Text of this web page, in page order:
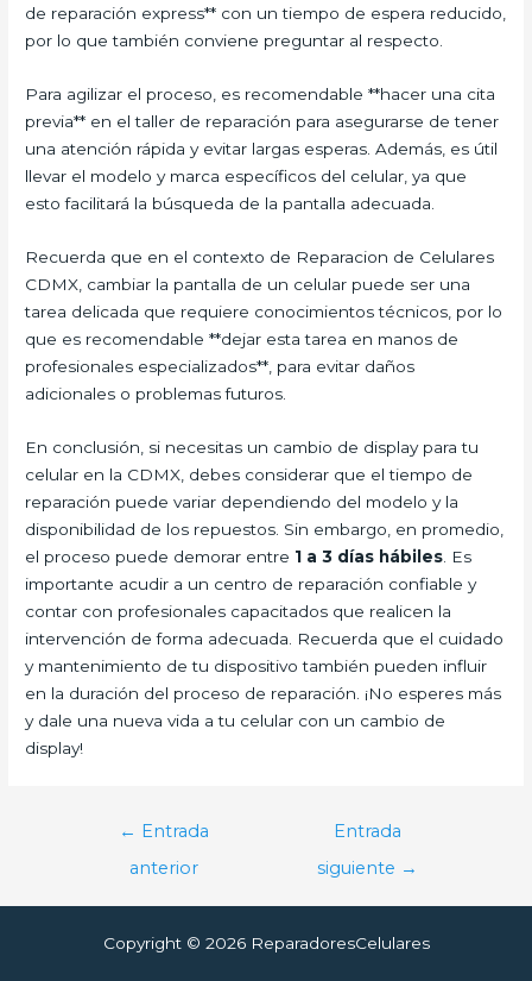
de reparación express** con un tiempo de espera reducido,
por lo que también conviene preguntar al respecto.
Para agilizar el proceso, es recomendable **hacer una cita
previa** en el taller de reparación para asegurarse de tener
una atención rápida y evitar largas esperas. Además, es útil
llevar el modelo y marca específicos del celular, ya que
esto facilitará la búsqueda de la pantalla adecuada.
Recuerda que en el contexto de Reparacion de Celulares
CDMX, cambiar la pantalla de un celular puede ser una
tarea delicada que requiere conocimientos técnicos, por lo
que es recomendable **dejar esta tarea en manos de
profesionales especializados**, para evitar daños
adicionales o problemas futuros.
En conclusión, si necesitas un cambio de display para tu
celular en la CDMX, debes considerar que el tiempo de
reparación puede variar dependiendo del modelo y la
disponibilidad de los repuestos. Sin embargo, en promedio,
el proceso puede demorar entre 1 a 3 días hábiles . Es
importante acudir a un centro de reparación confiable y
contar con profesionales capacitados que realicen la
intervención de forma adecuada. Recuerda que el cuidado
y mantenimiento de tu dispositivo también pueden influir
en la duración del proceso de reparación. ¡No esperes más
y dale una nueva vida a tu celular con un cambio de
display!
Navegación
entradas
← Entrada
anterior
Entrada
siguiente →
Copyright © 2026 ReparadoresCelulares